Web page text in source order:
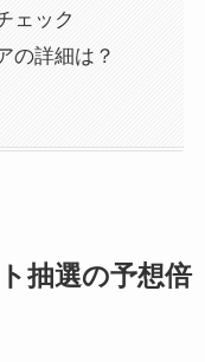
ェック
の詳細は？
抽選の予想倍